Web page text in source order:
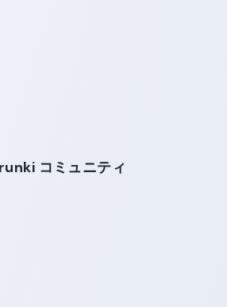
コミュニティ